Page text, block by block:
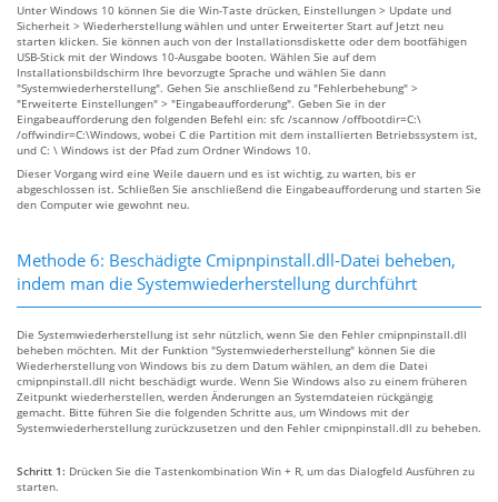
Unter Windows 10 können Sie die Win-Taste drücken, Einstellungen > Update und
Sicherheit > Wiederherstellung wählen und unter Erweiterter Start auf Jetzt neu
starten klicken. Sie können auch von der Installationsdiskette oder dem bootfähigen
USB-Stick mit der Windows 10-Ausgabe booten. Wählen Sie auf dem
Installationsbildschirm Ihre bevorzugte Sprache und wählen Sie dann
"Systemwiederherstellung". Gehen Sie anschließend zu "Fehlerbehebung" >
"Erweiterte Einstellungen" > "Eingabeaufforderung". Geben Sie in der
Eingabeaufforderung den folgenden Befehl ein: sfc /scannow /offbootdir=C:\
/offwindir=C:\Windows, wobei C die Partition mit dem installierten Betriebssystem ist,
und C: \ Windows ist der Pfad zum Ordner Windows 10.
Dieser Vorgang wird eine Weile dauern und es ist wichtig, zu warten, bis er
abgeschlossen ist. Schließen Sie anschließend die Eingabeaufforderung und starten Sie
den Computer wie gewohnt neu.
Methode 6: Beschädigte Cmipnpinstall.dll-Datei beheben,
indem man die Systemwiederherstellung durchführt
Die Systemwiederherstellung ist sehr nützlich, wenn Sie den Fehler cmipnpinstall.dll
beheben möchten. Mit der Funktion "Systemwiederherstellung" können Sie die
Wiederherstellung von Windows bis zu dem Datum wählen, an dem die Datei
cmipnpinstall.dll nicht beschädigt wurde. Wenn Sie Windows also zu einem früheren
Zeitpunkt wiederherstellen, werden Änderungen an Systemdateien rückgängig
gemacht. Bitte führen Sie die folgenden Schritte aus, um Windows mit der
Systemwiederherstellung zurückzusetzen und den Fehler cmipnpinstall.dll zu beheben.
Schritt 1: Drücken Sie die Tastenkombination Win + R, um das Dialogfeld Ausführen zu
starten.